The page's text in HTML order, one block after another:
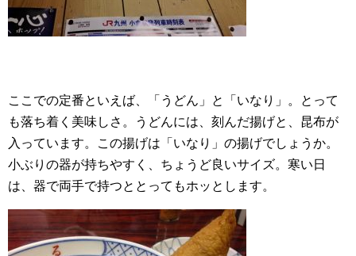
ここでの定番といえば、「うどん」と「いなり」。とって
も落ち着く美味しさ。うどんには、刻んだ揚げと、昆布が
入っています。この揚げは「いなり」の揚げでしょうか。
小ぶりの器が持ちやすく、ちょうど良いサイズ。寒い日
は、器で両手で持つととってもホッとします。